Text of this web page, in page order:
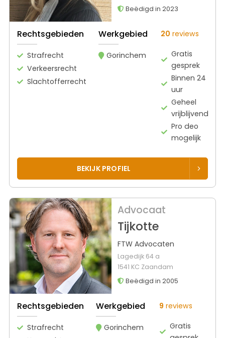
Beëdigd in 2023
Rechtsgebieden
Strafrecht
Verkeersrecht
Slachtofferrecht
Werkgebied
Gorinchem
20 reviews
Gratis
gesprek
Binnen 24
uur
Geheel
vrijblijvend
Pro deo
mogelijk
BEKIJK PROFIEL
Advocaat
Tijkotte
FTW Advocaten
Lagedijk 64 a
1541 KC Zaandam
Beëdigd in 2005
Rechtsgebieden
Strafrecht
Werkgebied
Gorinchem
9 reviews
Gratis